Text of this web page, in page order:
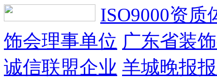
ISO9000资质
饰会理事单位 广东省装
诚信联盟企业 羊城晚报